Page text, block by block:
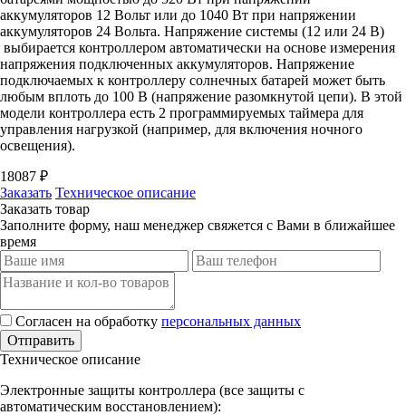
аккумуляторов 12 Вольт или до 1040 Вт при напряжении
аккумуляторов 24 Вольта. Напряжение системы (12 или 24 В)
выбирается контроллером автоматически на основе измерения
напряжения подключенных аккумуляторов. Напряжение
подключаемых к контроллеру солнечных батарей может быть
любым вплоть до 100 В (напряжение разомкнутой цепи). В этой
модели контроллера есть 2 программируемых таймера для
управления нагрузкой (например, для включения ночного
освещения).
18087 ₽
Заказать Техническое описание
Заказать товар
Заполните форму, наш менеджер свяжется с Вами в ближайшее
время
Согласен на обработку персональных данных
Отправить
Техническое описание
Электронные защиты контроллера (все защиты с
автоматическим восстановлением):